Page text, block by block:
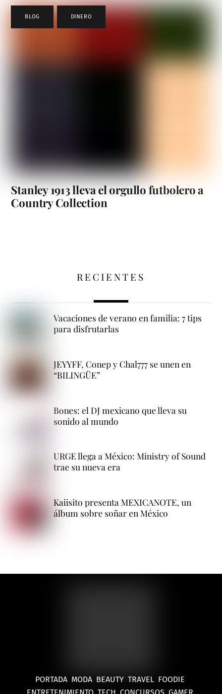
BLOG DINERO
Stanley 1913 lleva el orgullo futbolero a
Country Collection
RECIENTES
Vacaciones de verano en familia: 7 tips
para disfrutarlas
JEYYFF, Conep y Chal777 se unen en
“BILINGÜE”
Bones: el DJ mexicano que lleva su
sonido al mundo
URGE llega a México: Ministry of Sound
trae su nueva era
Kaiisito presenta MEXICANOTE, un
álbum sobre soñar en México
PORTADA MODA BEAUTY TRAVEL FOODIE
ENTRETENIMIENTO TECH CONCURSOS GAMER